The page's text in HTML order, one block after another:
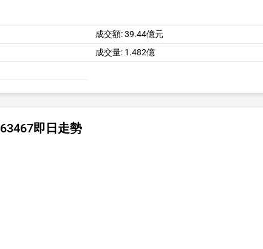
成交額:39.44億元
成交量: 1.482億
63467即日走勢